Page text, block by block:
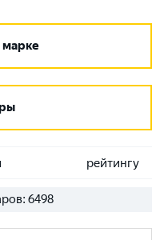
рейтингу
6498